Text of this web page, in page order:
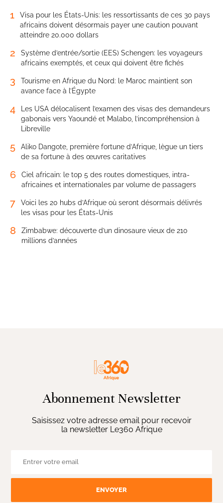
1
Visa pour les États-Unis: les ressortissants de ces 30 pays
africains doivent désormais payer une caution pouvant
atteindre 20.000 dollars
2
Système d’entrée/sortie (EES) Schengen: les voyageurs
africains exemptés, et ceux qui doivent être fichés
3
Tourisme en Afrique du Nord: le Maroc maintient son
avance face à l’Égypte
4
Les USA délocalisent l’examen des visas des demandeurs
gabonais vers Yaoundé et Malabo, l’incompréhension à
Libreville
5
Aliko Dangote, première fortune d’Afrique, lègue un tiers
de sa fortune à des œuvres caritatives
6
Ciel africain: le top 5 des routes domestiques, intra-
africaines et internationales par volume de passagers
7
Voici les 20 hubs d’Afrique où seront désormais délivrés
les visas pour les États-Unis
8
Zimbabwe: découverte d’un dinosaure vieux de 210
millions d’années
Abonnement Newsletter
Saisissez votre adresse email pour recevoir
la newsletter Le360 Afrique
ENVOYER